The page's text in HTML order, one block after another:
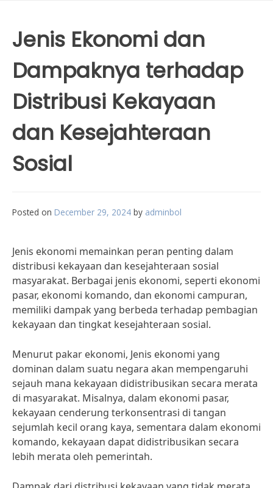
Jenis Ekonomi dan
Dampaknya terhadap
Distribusi Kekayaan
dan Kesejahteraan
Sosial
Posted on December 29, 2024 by adminbol
Jenis ekonomi memainkan peran penting dalam
distribusi kekayaan dan kesejahteraan sosial
masyarakat. Berbagai jenis ekonomi, seperti ekonomi
pasar, ekonomi komando, dan ekonomi campuran,
memiliki dampak yang berbeda terhadap pembagian
kekayaan dan tingkat kesejahteraan sosial.
Menurut pakar ekonomi, Jenis ekonomi yang
dominan dalam suatu negara akan mempengaruhi
sejauh mana kekayaan didistribusikan secara merata
di masyarakat. Misalnya, dalam ekonomi pasar,
kekayaan cenderung terkonsentrasi di tangan
sejumlah kecil orang kaya, sementara dalam ekonomi
komando, kekayaan dapat didistribusikan secara
lebih merata oleh pemerintah.